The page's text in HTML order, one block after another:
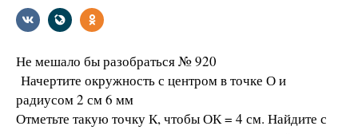
Не мешало бы разобраться № 920
Начертите окружность с центром в точке О и
радиусом 2 см 6 мм
Отметьте такую точку К, чтобы ОК = 4 см. Найдите с